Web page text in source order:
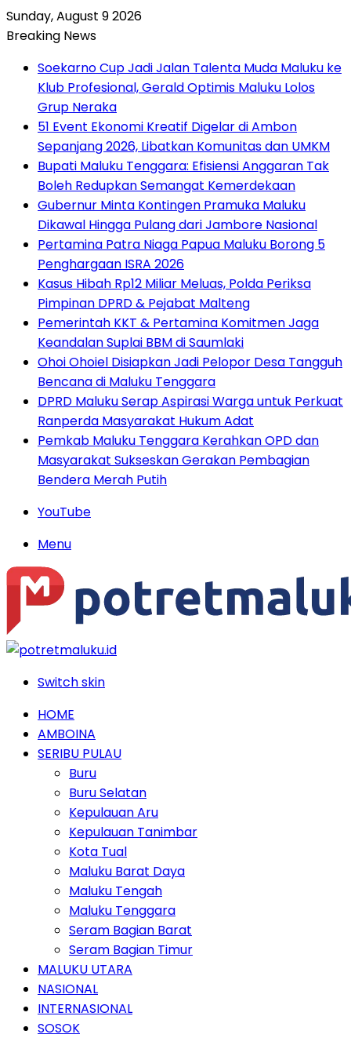
Sunday, August 9 2026
Breaking News
Soekarno Cup Jadi Jalan Talenta Muda Maluku ke
Klub Profesional, Gerald Optimis Maluku Lolos
Grup Neraka
51 Event Ekonomi Kreatif Digelar di Ambon
Sepanjang 2026, Libatkan Komunitas dan UMKM
Bupati Maluku Tenggara: Efisiensi Anggaran Tak
Boleh Redupkan Semangat Kemerdekaan
Gubernur Minta Kontingen Pramuka Maluku
Dikawal Hingga Pulang dari Jambore Nasional
Pertamina Patra Niaga Papua Maluku Borong 5
Penghargaan ISRA 2026
Kasus Hibah Rp12 Miliar Meluas, Polda Periksa
Pimpinan DPRD & Pejabat Malteng
Pemerintah KKT & Pertamina Komitmen Jaga
Keandalan Suplai BBM di Saumlaki
Ohoi Ohoiel Disiapkan Jadi Pelopor Desa Tangguh
Bencana di Maluku Tenggara
DPRD Maluku Serap Aspirasi Warga untuk Perkuat
Ranperda Masyarakat Hukum Adat
Pemkab Maluku Tenggara Kerahkan OPD dan
Masyarakat Sukseskan Gerakan Pembagian
Bendera Merah Putih
YouTube
Menu
Switch skin
HOME
AMBOINA
SERIBU PULAU
Buru
Buru Selatan
Kepulauan Aru
Kepulauan Tanimbar
Kota Tual
Maluku Barat Daya
Maluku Tengah
Maluku Tenggara
Seram Bagian Barat
Seram Bagian Timur
MALUKU UTARA
NASIONAL
INTERNASIONAL
SOSOK